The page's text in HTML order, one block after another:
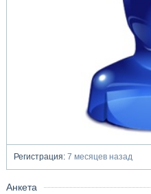
Регистрация:7 месяцев назад
Анкета